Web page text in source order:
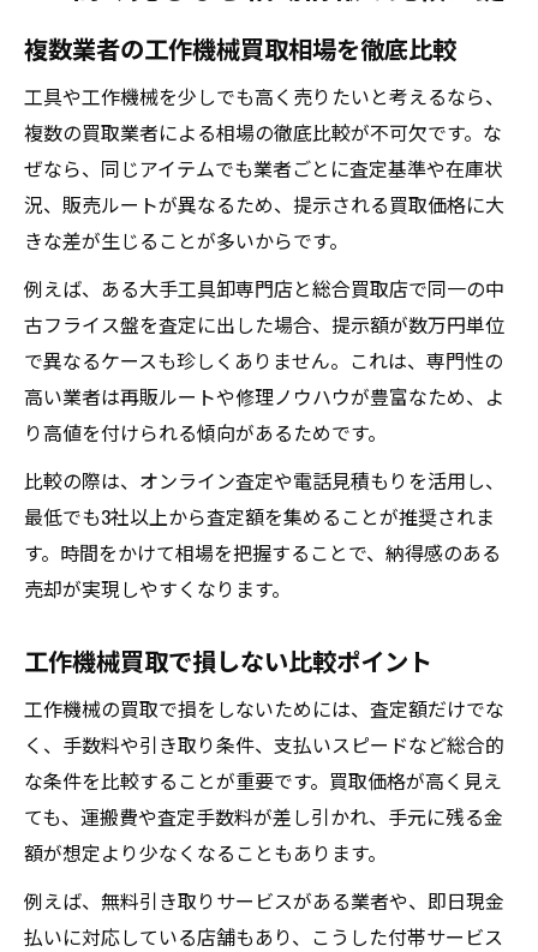
複数業者の工作機械買取相場を徹底比較
工具や工作機械を少しでも高く売りたいと考えるなら、
複数の買取業者による相場の徹底比較が不可欠です。な
ぜなら、同じアイテムでも業者ごとに査定基準や在庫状
況、販売ルートが異なるため、提示される買取価格に大
きな差が生じることが多いからです。
例えば、ある大手工具卸専門店と総合買取店で同一の中
古フライス盤を査定に出した場合、提示額が数万円単位
で異なるケースも珍しくありません。これは、専門性の
高い業者は再販ルートや修理ノウハウが豊富なため、よ
り高値を付けられる傾向があるためです。
比較の際は、オンライン査定や電話見積もりを活用し、
最低でも3社以上から査定額を集めることが推奨されま
す。時間をかけて相場を把握することで、納得感のある
売却が実現しやすくなります。
工作機械買取で損しない比較ポイント
工作機械の買取で損をしないためには、査定額だけでな
く、手数料や引き取り条件、支払いスピードなど総合的
な条件を比較することが重要です。買取価格が高く見え
ても、運搬費や査定手数料が差し引かれ、手元に残る金
額が想定より少なくなることもあります。
例えば、無料引き取りサービスがある業者や、即日現金
払いに対応している店舗もあり、こうした付帯サービス